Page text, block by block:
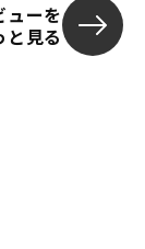
ューを
と見る